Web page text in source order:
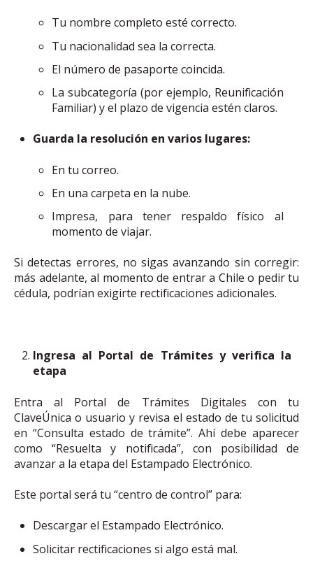
Tu nombre completo esté correcto.
Tu nacionalidad sea la correcta.
El número de pasaporte coincida.
La subcategoría (por ejemplo, Reunificación
Familiar) y el plazo de vigencia estén claros.
Guarda la resolución en varios lugares:
En tu correo.
En una carpeta en la nube.
Impresa, para tener respaldo físico al
momento de viajar.
Si detectas errores, no sigas avanzando sin corregir:
más adelante, al momento de entrar a Chile o pedir tu
cédula, podrían exigirte rectificaciones adicionales.
Ingresa al Portal de Trámites y verifica la
etapa
Entra al Portal de Trámites Digitales con tu
ClaveÚnica o usuario y revisa el estado de tu solicitud
en “Consulta estado de trámite”. Ahí debe aparecer
como “Resuelta y notificada”, con posibilidad de
avanzar a la etapa del Estampado Electrónico.
Este portal será tu “centro de control” para:
Descargar el Estampado Electrónico.
Solicitar rectificaciones si algo está mal.